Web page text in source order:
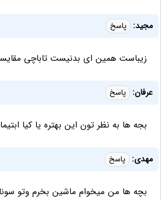
مجید: پاسخ
زیباست همین ای بدنیست تاباچی مقایسه
عرفان: پاسخ
بجه ها به نظر تون اين بهتره يا كيا
مهدی: پاسخ
بچه ها من میخوام ماشین بخرم وتو